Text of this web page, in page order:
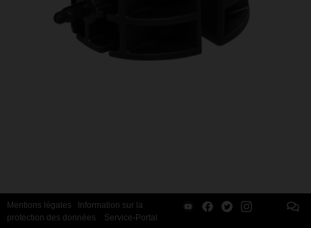
Mentions légales
Information sur la
protection des données
Service-Portal